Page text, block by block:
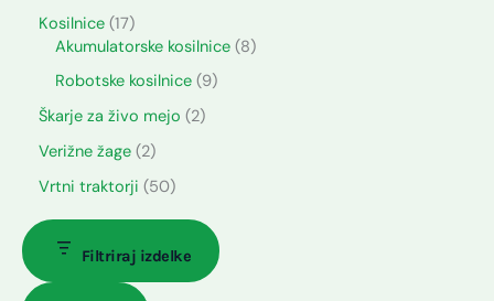
Kosilnice 17
Akumulatorske kosilnice 8
Robotske kosilnice 9
Škarje za živo mejo 2
Verižne žage 2
Vrtni traktorji 50
Filtriraj izdelke